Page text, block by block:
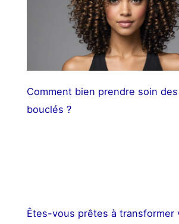
Comment bien prendre soin
bouclés ?
Êtes-vous prêtes à transformer